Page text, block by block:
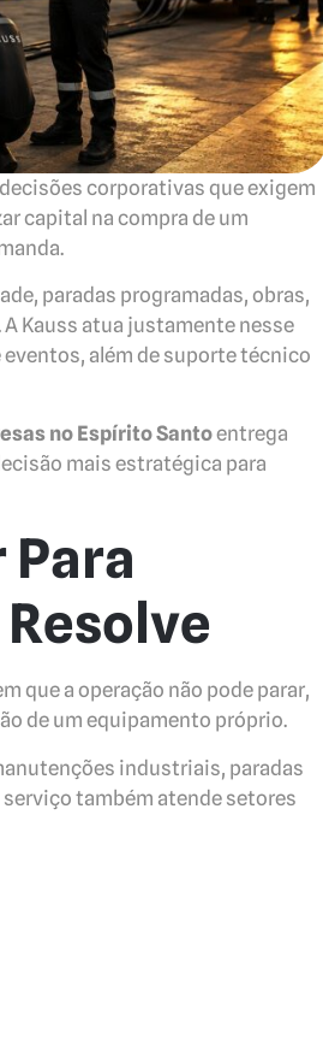
corporativas que exigem
capital na compra de um
paradas programadas, obras,
Kauss atua justamente nesse
além de suporte técnico
no Espírito Santoentrega
mais estratégica para
Para
que a operação não pode parar,
de um equipamento próprio.
industriais, paradas
também atende setores